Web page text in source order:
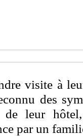
visite à
des
de leur
par un